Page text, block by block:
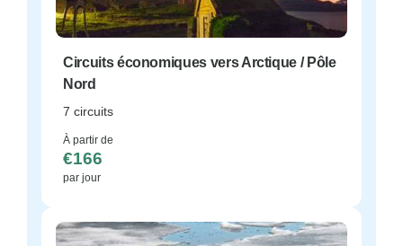
Circuits économiques vers Arctique / Pôle
Nord
7 circuits
À partir de
€166
par jour